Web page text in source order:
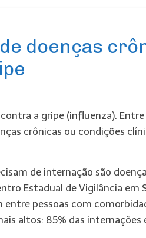
doenças
a gripe (influenza).
crônicas ou condições
de internação são
Estadual de Vigilância em
pessoas com
altos: 85% das